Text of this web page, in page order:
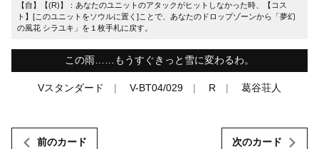
【自】【(R)】：あなたのユニットのアタックがヒットしなかった時、【コス
ト】[このユニットをソウルに置く]ことで、あなたのドロップゾーンから「夢幻
の風花 シラユキ」を１枚手札に戻す。
この雨……もうすぐきっと雪に変わるわ。
Vスタンダード V-BT04/029 R 葛谷荘人
前のカード 次のカード